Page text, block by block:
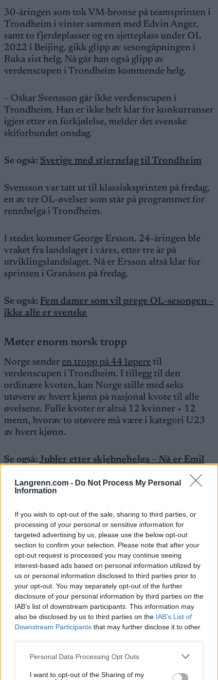
Langrenn.com - Do Not Process My Personal
Information
If you wish to opt-out of the sale, sharing to third parties, or
processing of your personal or sensitive information for
targeted advertising by us, please use the below opt-out
section to confirm your selection. Please note that after your
opt-out request is processed you may continue seeing
interest-based ads based on personal information utilized by
us or personal information disclosed to third parties prior to
your opt-out. You may separately opt-out of the further
disclosure of your personal information by third parties on the
IAB’s list of downstream participants. This information may
also be disclosed by us to third parties on the IAB’s List of
Downstream Participants that may further disclose it to other
Please note that this website/app uses one or more Google
not limited to your visit or usage behaviour. You may click to
Personal Data Processing Opt Outs
I want to opt-out of the Sharing of my
30-åringen som tok VM-bronse på teamsprinten i
Trondheim i vinter sammen med Edvin Anger,
samt to fjerdeplasser og en sjetteplass under OL
2022 i Beijing, gikk glipp av sesongåpningen i
Ruka sist helg. Nå går han også glipp av
verdenscupen i Trondheim kommende helg.
– Oskar Svensson går ikke verdenscupen i
Trondheim. Han er ikke helt klar for konkurranser
igjen etter en forkjølelse, melder det svenske
skiforbundet onsdag.
Se også: Sverige med stjernelag til Trondheim
Svensson var tatt ut til klassisksprinten på fredag,
en av tre OL-øvelser som står på programmet for
rennhelga i Trondheim.
I stedet kommer George Ersson. 24-åringen ble
vraket fra landslaget i våres, etter tre år på
utviklingslandslaget. Nå er Ersson altså klar for
sprinten i Granåsen på fredag.
Se også: Fem damer som vil prege OL-sesongen –
ikke alle er svenske
Møter enorm norsk tropp
Norge sender en tropp på 44 løpere til
verdenscupen i Trondheim. I tillegg til den
ordinære kvoten, kan Norge stille med seks
utøvere av hvert kjønn på nasjonal kvote til alle
øvelsene. Fulle kvoter er altså 12 kvinner + 12
menn, hvorav to utøvere må være i kategori U23
av hvert kjønn.
Se også: Jubler etter skjebnehelga – Nå er Emil
Hvem:
Uttatte eliteløpere
Dette er Norges tropp
Hva:Verdenscupåpning langrenn
Hvor:Granåsen/ Trondheim
Når:5. til 7. desember
TV:NRK (NRK Sport radio)
PROGRAM
5. desember
12:15: sprint klassisk prolog, kvinner og menn
Startlister, resultater og detaljer